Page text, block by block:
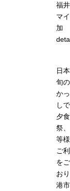
福
マ
加
日
旬
か
し
夕
祭
等
ご
を
お
港